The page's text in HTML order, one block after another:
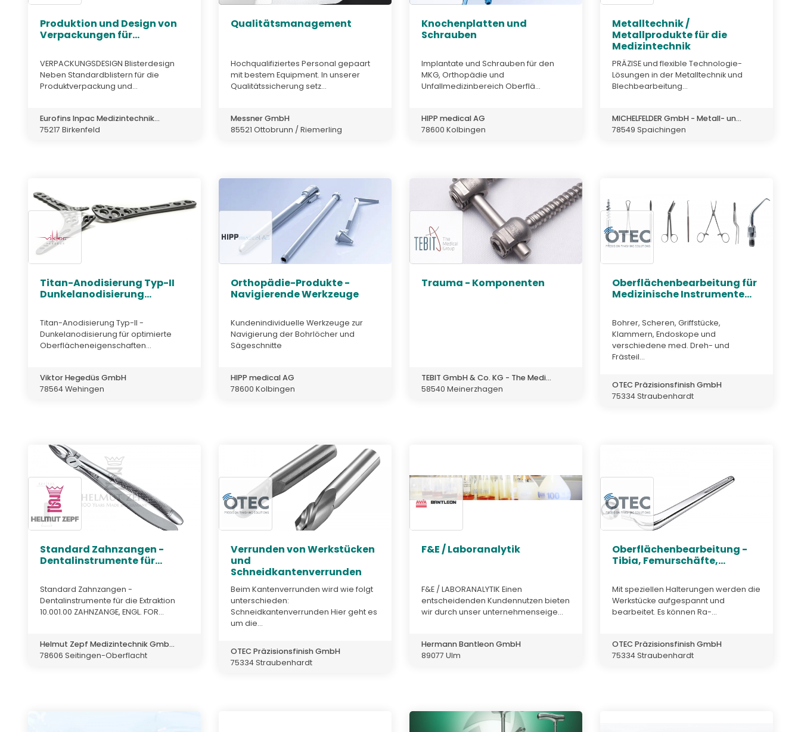
Produktion und Design von
Verpackungen für...
VERPACKUNGS­DESIGN Blisterdesign
Neben Standardblistern für die
Produktverpackung und...
Eurofins Inpac Medizintechnik...
75217 Birkenfeld
Qualitätsmanagement
Hochqualifiziertes Personal gepaart
mit bestem Equipment. In unserer
Qualitätssicherung setz...
Messner GmbH
85521 Ottobrunn / Riemerling
Knochenplatten und
Schrauben
Implantate und Schrauben für den
MKG, Orthopädie und
Unfallmedizinbereich Oberflä...
HIPP medical AG
78600 Kolbingen
Metalltechnik /
Metallprodukte für die
Medizintechnik
PRÄZISE und flexible Technologie-
Lösungen in der Metalltechnik und
Blechbearbeitung...
MICHELFELDER GmbH - Metall- un...
78549 Spaichingen
Titan-Anodisierung Typ-II
Dunkelanodisierung...
Titan-Anodisierung Typ-II -
Dunkelanodisierung für optimierte
Oberflächeneigenschaften...
Viktor Hegedüs GmbH
78564 Wehingen
Orthopädie-Produkte -
Navigierende Werkzeuge
Kundenindividuelle Werkzeuge zur
Navigierung der Bohrlöcher und
Sägeschnitte
HIPP medical AG
78600 Kolbingen
Trauma - Komponenten
TEBIT GmbH & Co. KG - The Medi...
58540 Meinerzhagen
Oberflächenbearbeitung für
Medizinische Instrumente...
Bohrer, Scheren, Griffstücke,
Klammern, Endoskope und
verschiedene med. Dreh- und
Frästeil...
OTEC Präzisionsfinish GmbH
75334 Straubenhardt
Standard Zahnzangen -
Dentalinstrumente für...
Standard Zahnzangen -
Dentalinstrumente für die Extraktion
10.001.00 ZAHNZANGE, ENGL. FOR...
Helmut Zepf Medizintechnik Gmb...
78606 Seitingen-Oberflacht
Verrunden von Werkstücken
und
Schneidkantenverrunden
Beim Kantenverrunden wird wie folgt
unterschieden:
Schneidkantenverrunden Hier geht es
um die...
OTEC Präzisionsfinish GmbH
75334 Straubenhardt
F&E / Laboranalytik
F&E / LABORANALYTIK Einen
entscheidenden Kundennutzen bieten
wir durch unser unternehmenseige...
Hermann Bantleon GmbH
89077 Ulm
Oberflächenbearbeitung -
Tibia, Femurschäfte,...
Mit speziellen Halterungen werden die
Werkstücke aufgespannt und
bearbeitet. Es können Ra-...
OTEC Präzisionsfinish GmbH
75334 Straubenhardt